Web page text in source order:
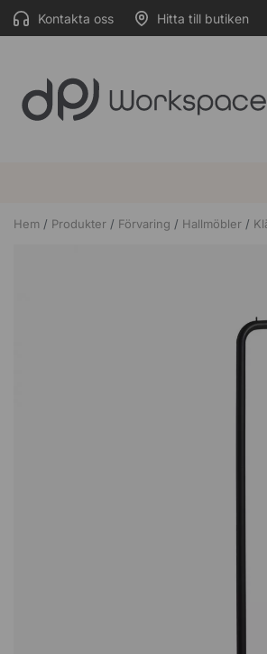
Kontakta oss Hitta till butiken
Hem Produkter Förvaring Hallmöbler